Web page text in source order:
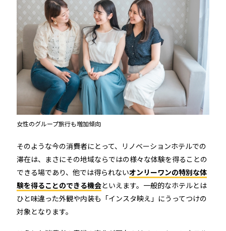
女性のグループ旅行も増加傾向
そのような今の消費者にとって、リノベーションホテルでの
滞在は、まさにその地域ならではの様々な体験を得ることの
できる場であり、他では得られないオンリーワンの特別な体
験を得ることのできる機会といえます。一般的なホテルとは
ひと味違った外観や内装も「インスタ映え」にうってつけの
対象となります。